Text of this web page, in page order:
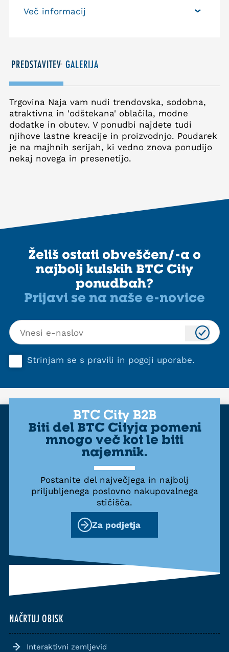
Več informacij
PREDSTAVITEV GALERIJA
Trgovina Naja vam nudi trendovska, sodobna,
atraktivna in 'odštekana' oblačila, modne
dodatke in obutev. V ponudbi najdete tudi
njihove lastne kreacije in proizvodnjo. Poudarek
je na majhnih serijah, ki vedno znova ponudijo
nekaj novega in presenetijo.
Želiš ostati obveščen/-a o
najbolj kulskih BTC City
ponudbah?
Prijavi se na naše e-novice
Strinjam se s pravili in pogoji uporabe.
NAČRTUJ OBISK
Interaktivni zemljevid
BTC City B2B
Biti del BTC Cityja pomeni
mnogo več kot le biti
najemnik.
Postanite del največjega in najbolj
priljubljenega poslovno nakupovalnega
stičišča.
Za podjetja